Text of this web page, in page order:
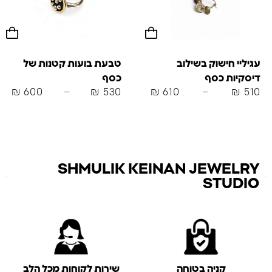
עגיליי חישוק בשילוב
דיסקיות כסף
₪ 510
–
₪ 610
טבעת בועות קטנות של
כסף
₪ 530
–
₪ 600
SHMULIK KEINAN JEWELRY
STUDIO
קניה בטוחה שירות לקוחות מכל הלב